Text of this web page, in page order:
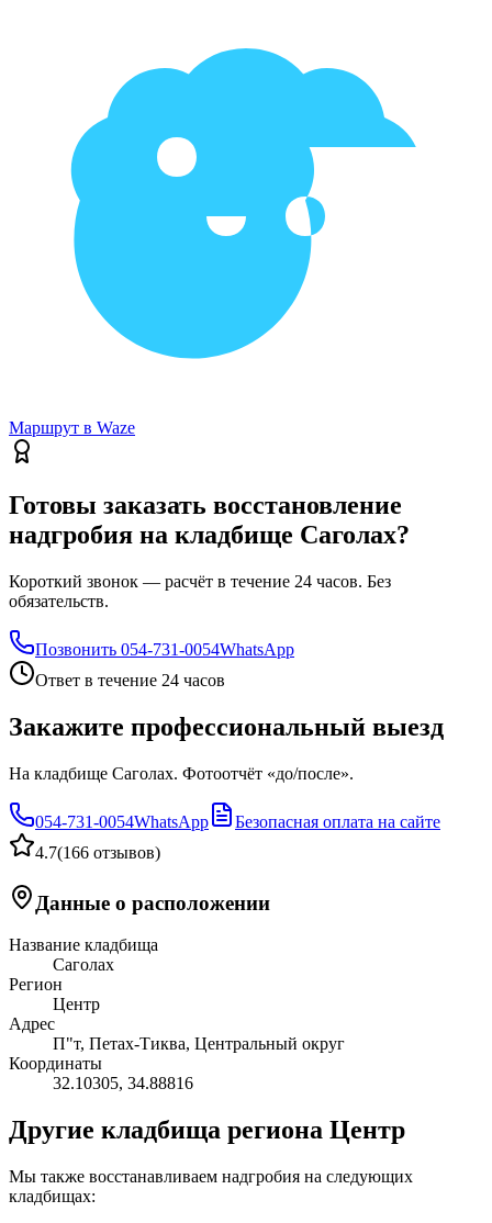
Маршрут в Waze
Готовы заказать восстановление
надгробия на кладбище Саголах?
Короткий звонок — расчёт в течение 24 часов. Без
обязательств.
Позвонить 054-731-0054WhatsApp
Ответ в течение 24 часов
Закажите профессиональный выезд
На кладбище Саголах. Фотоотчёт «до/после».
054-731-0054WhatsApp
Безопасная оплата на сайте
4.7(166 отзывов)
Данные о расположении
Название кладбища
Саголах
Регион
Центр
Адрес
П"т, Петах-Тиква, Центральный округ
Координаты
32.10305, 34.88816
Другие кладбища региона Центр
Мы также восстанавливаем надгробия на следующих
кладбищах: